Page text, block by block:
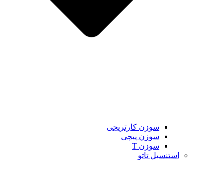
سوزن کارتریجی
سوزن پیچی
سوزن T
استنسیل تاتو